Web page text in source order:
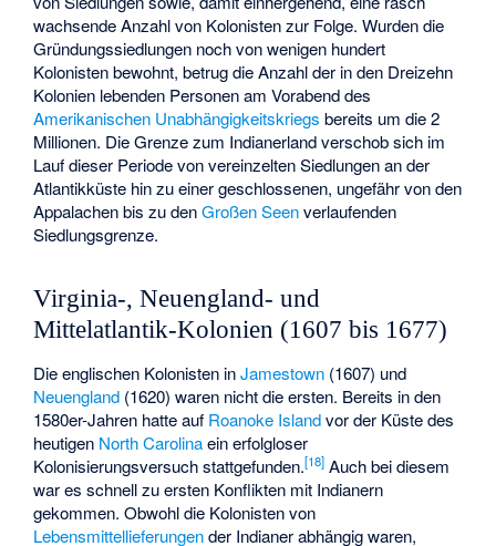
wachsende Anzahl von Kolonisten zur Folge. Wurden die
Gründungssiedlungen noch von wenigen hundert
Kolonisten bewohnt, betrug die Anzahl der in den Dreizehn
Kolonien lebenden Personen am Vorabend des
Amerikanischen Unabhängigkeitskriegs bereits um die 2
Millionen. Die Grenze zum Indianerland verschob sich im
Lauf dieser Periode von vereinzelten Siedlungen an der
Atlantikküste hin zu einer geschlossenen, ungefähr von den
Appalachen bis zu denGroßen Seenverlaufenden
Siedlungsgrenze.
Virginia-, Neuengland- und
Mittelatlantik-Kolonien (1607 bis 1677)
Die englischen Kolonisten inJamestown (1607) und
Neuengland (1620) waren nicht die ersten. Bereits in den
1580er-Jahren hatte auf Roanoke Islandvor der Küste des
heutigen North Carolinaein erfolgloser
Kolonisierungsversuch stattgefunden.[18] Auch bei diesem
war es schnell zu ersten Konflikten mit Indianern
gekommen. Obwohl die Kolonisten von
Lebensmittellieferungender Indianer abhängig waren,